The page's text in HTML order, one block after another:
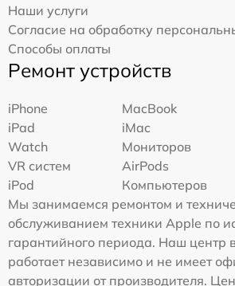
Наши услуги
Согласие на обработку
Способы оплаты
Ремонт устройств
iPhone
MacBook
iPad
iMac
Watch
Мониторов
VR систем
AirPods
iPod
Компьютеров
Мы занимаемся ремонтом и
обслуживанием техники Apple по
гарантийного периода. Наш центр
работает независимо и не имеет
авторизации от производителя.